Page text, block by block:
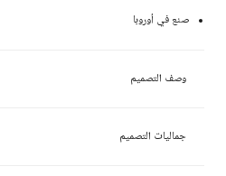
صنع في أوروبا
وصف التصميم
جماليات التصميم